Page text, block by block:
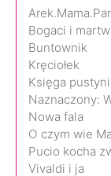
Bogaci i
Buntownik
Kręciołek
Księga pustyni
Naznaczony:
Nowa fala
O czym wie
Pucio kocha
Vivaldi i ja